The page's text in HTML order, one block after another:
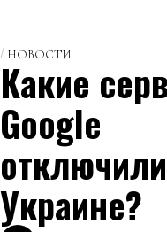
НОВОСТИ
Какие
Google
Украине?